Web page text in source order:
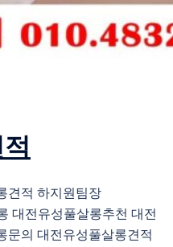
견적 하지원팀장
대전유성풀살롱추천 대전
문의 대전유성풀살롱견적